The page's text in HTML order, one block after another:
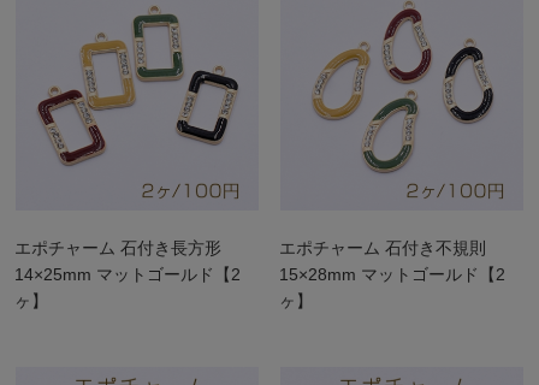
エポチャーム 石付き長方形
14×25mm マットゴールド【2
ヶ】
エポチャーム 石付き不規則
15×28mm マットゴールド【2
ヶ】